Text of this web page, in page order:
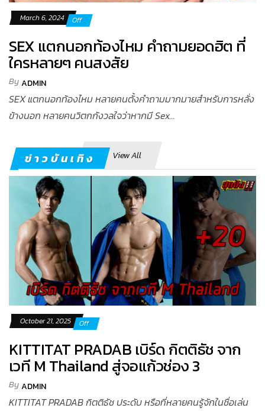
March 6, 2024 Off
SEX แตกนอกท้องไหม คำถามยอดฮิต ที่
ใครหลายๆ คนสงสัย
ByADMIN
SEX แตกนอกท้องไหม หลายคนตั้งคำถามมากมายสำหรับการหลั่ง
ข้างนอก หลายคนวิตกกังวลใจว่าหากมี Sex...
ข่าวบันเทิง View All
October 21, 2025 Off
KITTITAT PRADAB เบิร์ด กิตติธัช จาก
เวที M Thailand สู่จอแก้วช่อง 3
ByADMIN
KITTITAT PRADAB กิตติธัช ประดับ หรือที่หลายคนรู้จักในชื่อเล่น